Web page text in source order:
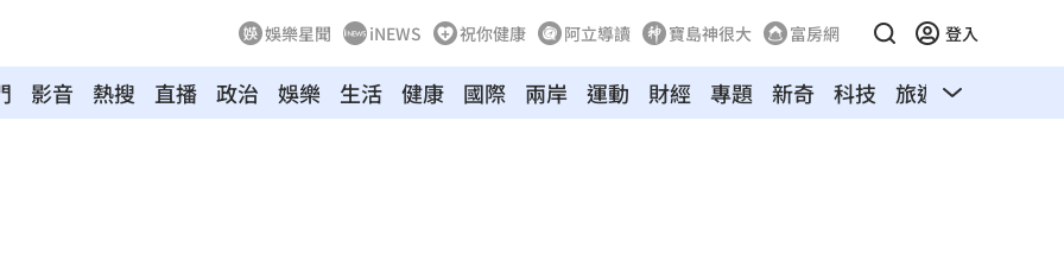
娛樂星聞 iNEWS 祝你健康 阿立導讀 寶島神很大 富房網 登入
影音 熱搜 直播 政治 娛樂 生活 健康 國際 兩岸 運動 財經 專題 新奇 科技 旅遊 汽車